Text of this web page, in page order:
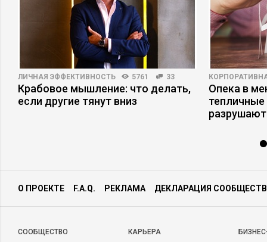
ЛИЧНАЯ ЭФФЕКТИВНОСТЬ 5761 33
Крабовое мышление: что делать,
если другие тянут вниз
Опека в
О ПРОЕКТЕ F.A.Q. РЕКЛАМА ДЕКЛАРАЦИЯ
CООБЩЕСТВО КАРЬЕРА